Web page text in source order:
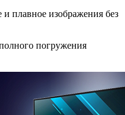
плавное изображения без
погружения